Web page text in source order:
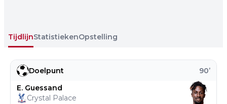
TijdlijnStatistiekenOpstelling
Doelpunt 90’
E. Guessand
Crystal Palace